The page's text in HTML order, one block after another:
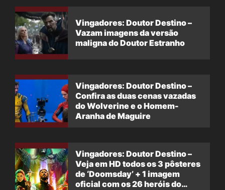
Vingadores: Doutor Destino –
Vazam imagens da versão
maligna do Doutor Estranho
Vingadores: Doutor Destino –
Confira as duas cenas vazadas
do Wolverine e o Homem-
Aranha de Maguire
Vingadores: Doutor Destino –
Veja em HD todos os 3 pôsteres
de ‘Doomsday’ + 1 imagem
oficial com os 26 heróis do